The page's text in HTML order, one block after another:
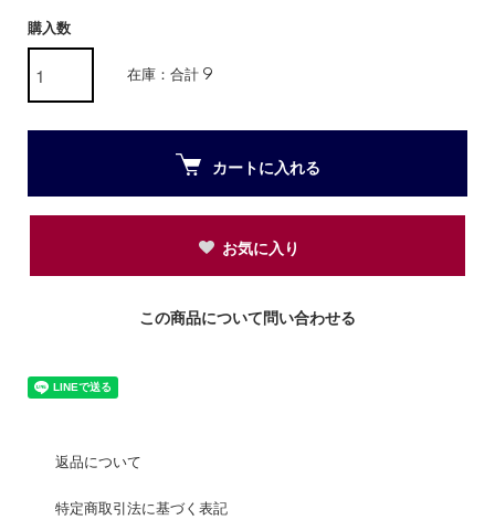
購入数
在庫：合計 9
カートに入れる
お気に入り
この商品について問い合わせる
返品について
特定商取引法に基づく表記